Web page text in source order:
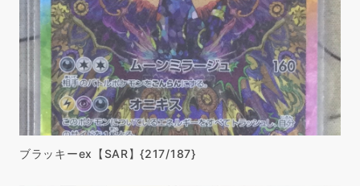
ブラッキーex【SAR】{217/187}